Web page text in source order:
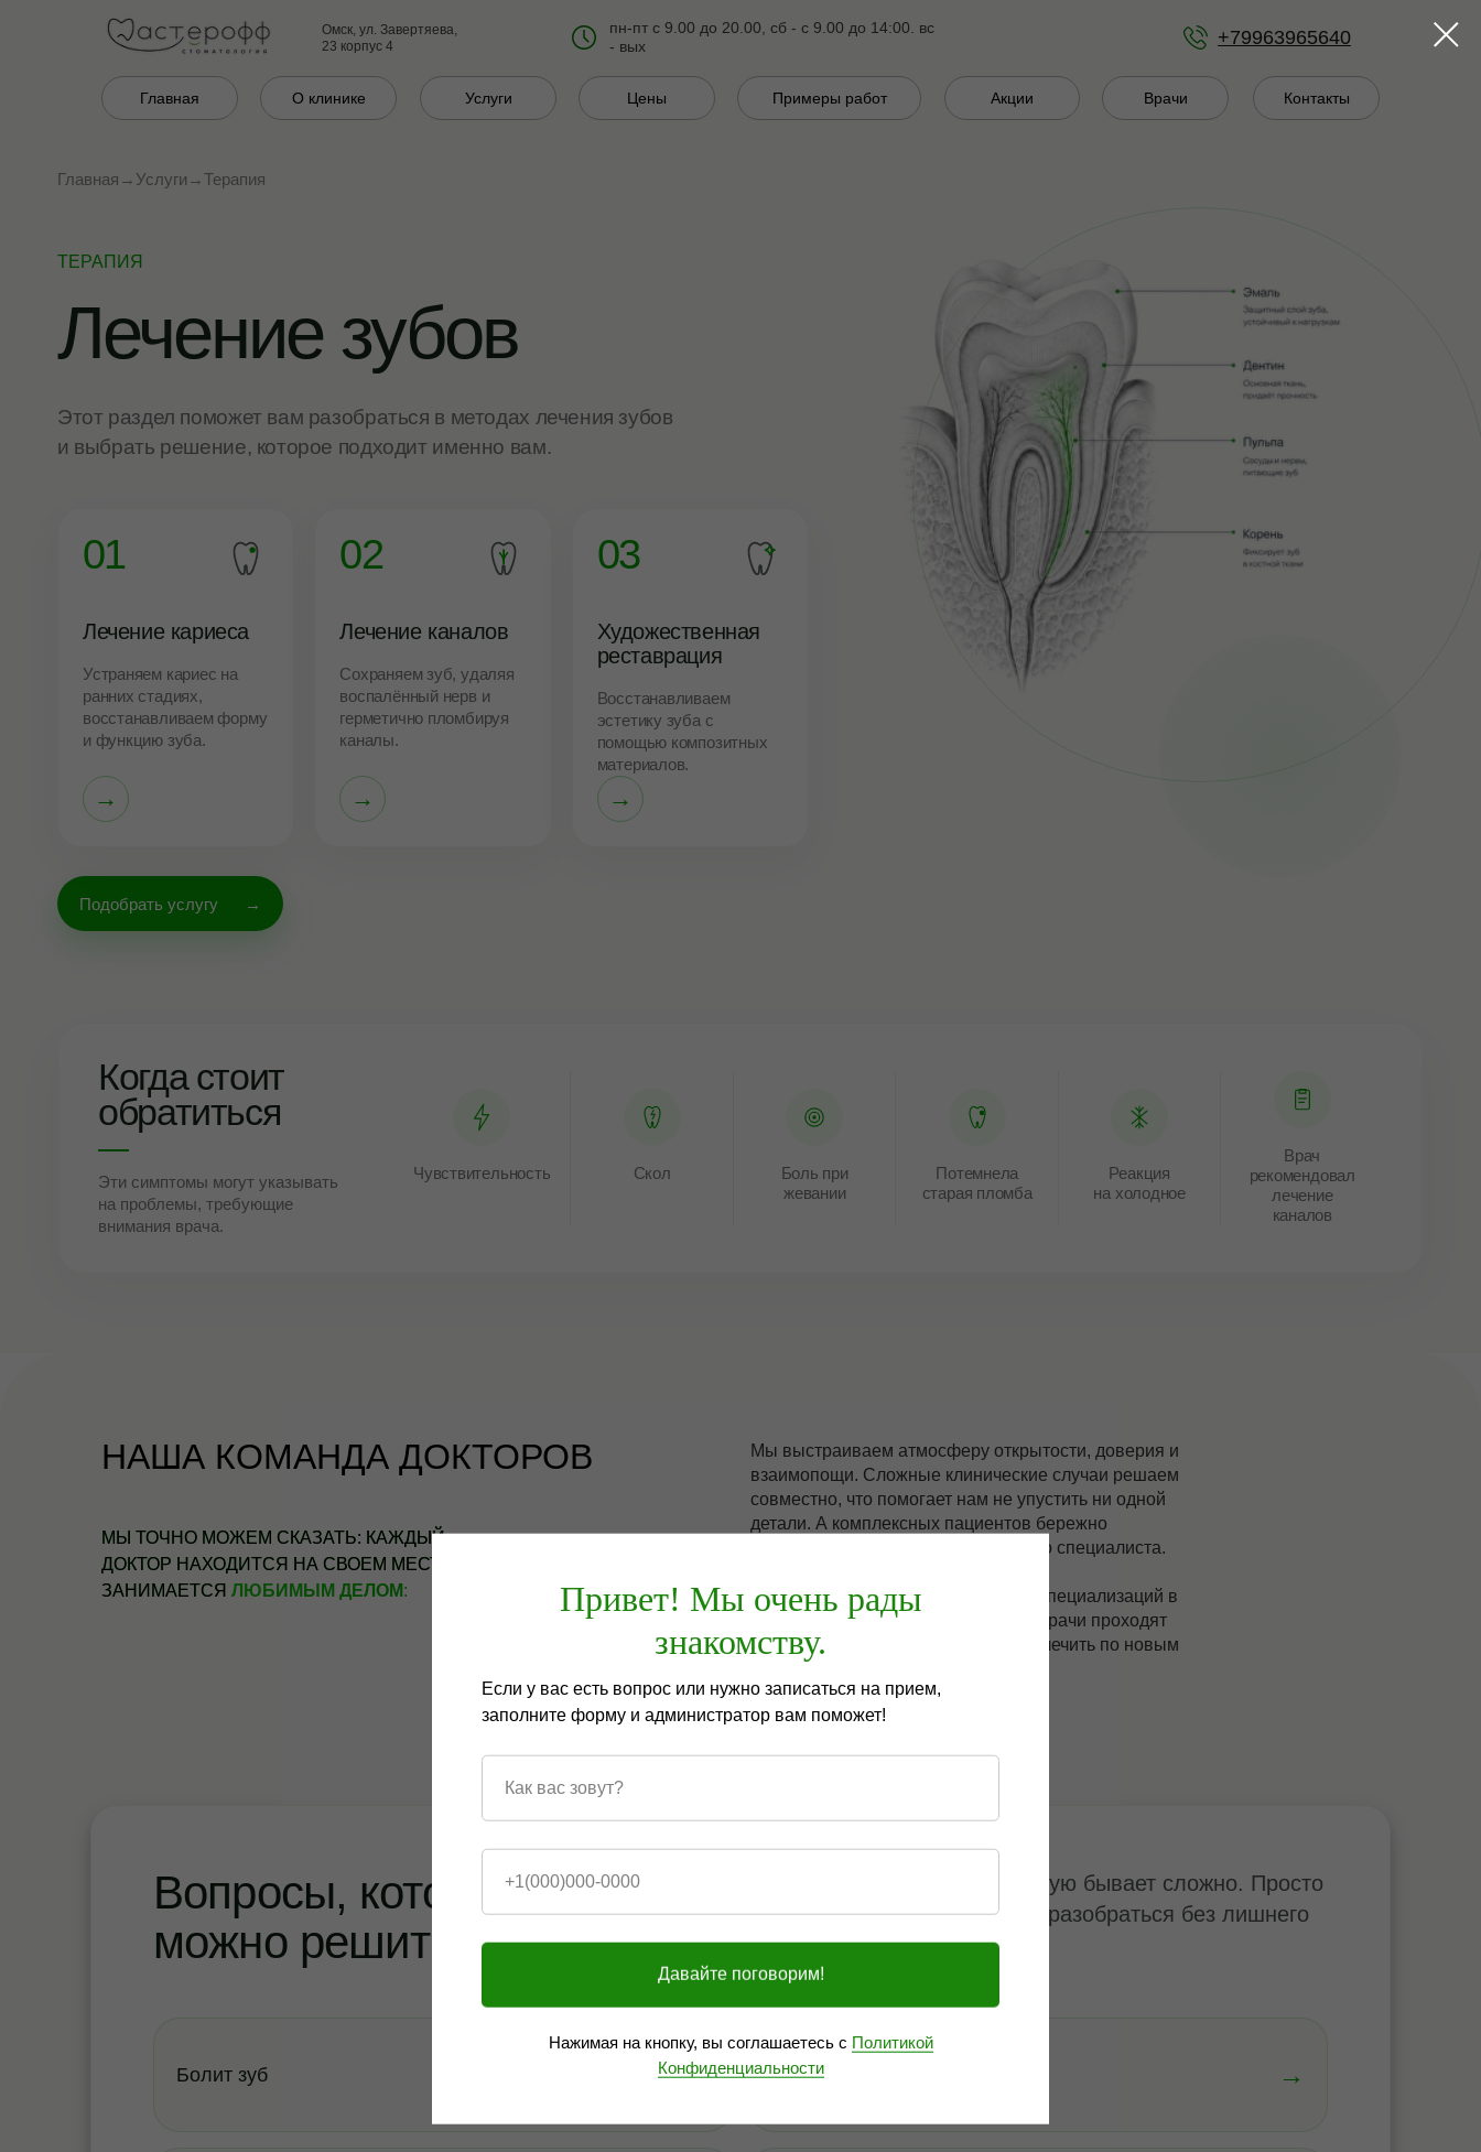
Привет! Мы очень рады
знакомству.
Если у вас есть вопрос или нужно записаться на прием,
заполните форму и администратор вам поможет!
Давайте поговорим!
Нажимая на кнопку, вы соглашаетесь с Политикой
Конфиденциальности
Омск, ул. Завертяева,
23 корпус 4
+79963965640
Главная О клинике Услуги Цены Примеры работ Акции Врачи Контакты
пн-пт с 9.00 до 20.00, сб - с 9.00 до 14:00. вс
- вых
Главная → Услуги →Терапия
ТЕРАПИЯ
Лечение зубов
Этот раздел поможет вам разобраться в методах лечения зубов
и выбрать решение, которое подходит именно вам.
01
Лечение кариеса
Устраняем кариес на
ранних стадиях,
восстанавливаем форму
и функцию зуба.
→
02
Лечение каналов
Сохраняем зуб, удаляя
воспалённый нерв и
герметично пломбируя
каналы.
→
03
Художественная
реставрация
Восстанавливаем
эстетику зуба с
помощью композитных
материалов.
→
Подобрать услугу →
Когда стоит
обратиться
Эти симптомы могут указывать
на проблемы, требующие
внимания врача.
Чувствительность Скол
Боль при
жевании
Потемнела
старая пломба
Реакция
на холодное
Врач
рекомендовал
лечение
каналов
НАША КОМАНДА ДОКТОРОВ
Мы выстраиваем атмосферу открытости, доверия и
взаимопощи. Сложные клинические случаи решаем
совместно, что помогает нам не упустить ни одной
детали. А комплексных пациентов бережно
перенаправляем в руки следующего специалиста.
Все мастера имеют не менее двух специализаций в
области стоматологии.2 раза в год врачи проходят
практические курсы, позволяющие лечить по новым
МЫ ТОЧНО МОЖЕМ СКАЗАТЬ: КАЖДЫЙ
ДОКТОР НАХОДИТСЯ НА СВОЕМ МЕСТЕ И
ЗАНИМАЕТСЯ ЛЮБИМЫМ ДЕЛОМ :
Вопросы, которые
можно решить с нами
Услуг много. Выбрать подходящую бывает сложно. Просто
обратитесь к нам. Мы поможем разобраться без лишнего
стресса и медицинских квестов.
Болит зуб → Не хватает зуба →